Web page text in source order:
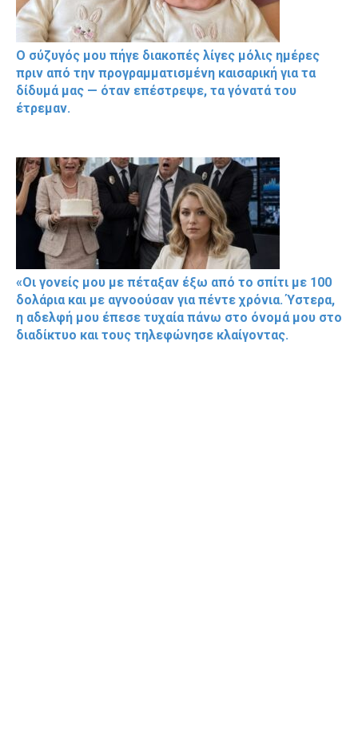
Ο σύζυγός μου πήγε διακοπές λίγες μόλις ημέρες
πριν από την προγραμματισμένη καισαρική για τα
δίδυμά μας — όταν επέστρεψε, τα γόνατά του
έτρεμαν.
«Οι γονείς μου με πέταξαν έξω από το σπίτι με 100
δολάρια και με αγνοούσαν για πέντε χρόνια. Ύστερα,
η αδελφή μου έπεσε τυχαία πάνω στο όνομά μου στο
διαδίκτυο και τους τηλεφώνησε κλαίγοντας.